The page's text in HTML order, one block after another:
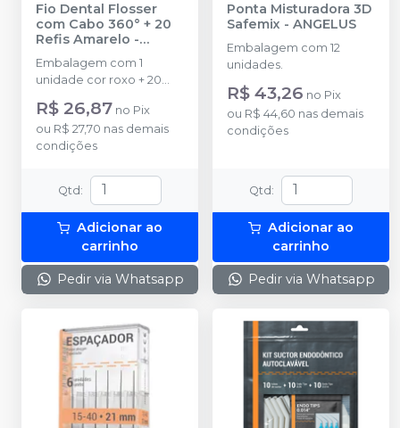
Fio Dental Flosser
com Cabo 360° + 20
Refis Amarelo -
ANGELUS
Embalagem com 1
unidade cor roxo + 20
refis cor amarelo.
R$ 26,87 no Pix
ou R$ 27,70 nas demais
condições
Qtd :
Adicionar ao
carrinho
Pedir via Whatsapp
Ponta Misturadora 3D
Safemix - ANGELUS
Embalagem com 12
unidades.
R$ 43,26 no Pix
ou R$ 44,60 nas demais
condições
Qtd :
Adicionar ao
carrinho
Pedir via Whatsapp